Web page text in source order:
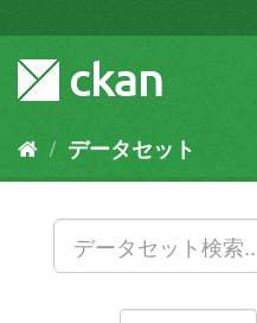
キ
容
データセット